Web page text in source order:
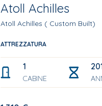
Atoll Achilles
Atoll Achilles ( Custom Built)
ATTREZZATURA
1
CABINE